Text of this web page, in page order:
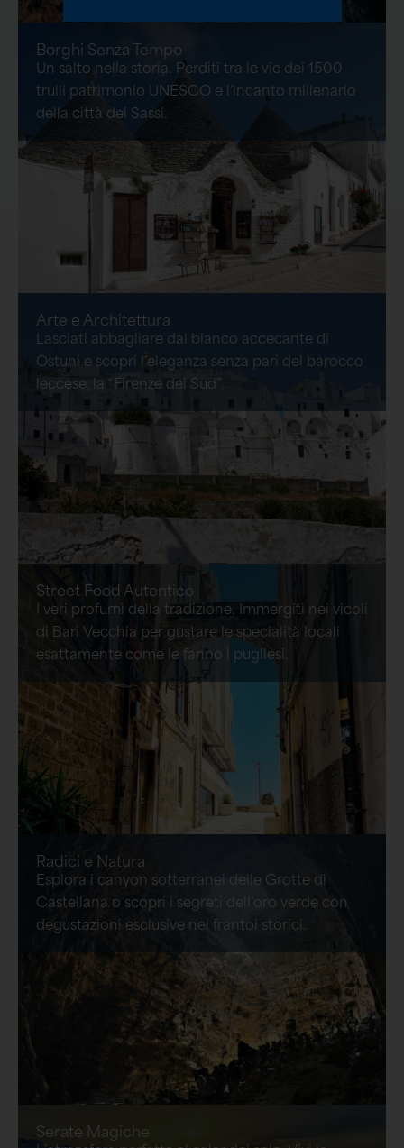
Borghi Senza Tempo
Un salto nella storia. Perditi tra le vie dei 1500
trulli patrimonio UNESCO e l’incanto millenario
della città dei Sassi.
Arte e Architettura
Lasciati abbagliare dal bianco accecante di
Ostuni e scopri l’eleganza senza pari del barocco
leccese, la “Firenze del Sud”.
Street Food Autentico
I veri profumi della tradizione. Immergiti nei vicoli
di Bari Vecchia per gustare le specialità locali
esattamente come le fanno i pugliesi.
Radici e Natura
Esplora i canyon sotterranei delle Grotte di
Castellana o scopri i segreti dell’oro verde con
degustazioni esclusive nei frantoi storici.
Serate Magiche